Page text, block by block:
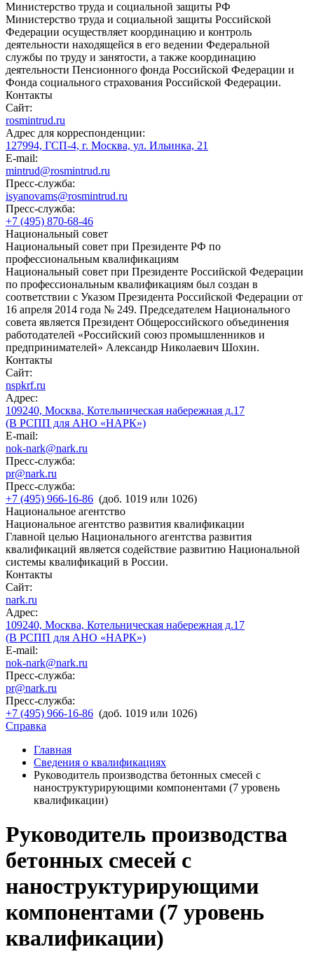
Министерство труда и социальной защиты РФ
Министерство труда и социальной защиты Российской
Федерации осуществляет координацию и контроль
деятельности находящейся в его ведении Федеральной
службы по труду и занятости, а также координацию
деятельности Пенсионного фонда Российской Федерации и
Фонда социального страхования Российской Федерации.
Контакты
Сайт:
rosmintrud.ru
Адрес для корреспонденции:
127994, ГСП-4, г. Москва, ул. Ильинка, 21
E-mail:
mintrud@rosmintrud.ru
Пресс-служба:
isyanovams@rosmintrud.ru
Пресс-служба:
+7 (495) 870-68-46
Национальный совет
Национальный совет при Президенте РФ по
профессиональным квалификациям
Национальный совет при Президенте Российской Федерации
по профессиональным квалификациям был создан в
соответствии с Указом Президента Российской Федерации от
16 апреля 2014 года № 249. Председателем Национального
совета является Президент Общероссийского объединения
работодателей «Российский союз промышленников и
предпринимателей» Александр Николаевич Шохин.
Контакты
Сайт:
nspkrf.ru
Адрес:
109240, Москва, Котельническая набережная д.17
(В РСПП для АНО «НАРК»)
E-mail:
nok-nark@nark.ru
Пресс-служба:
pr@nark.ru
Пресс-служба:
+7 (495) 966-16-86 (доб. 1019 или 1026)
Национальное агентство
Национальное агентство развития квалификации
Главной целью Национального агентства развития
квалификаций является содействие развитию Национальной
системы квалификаций в России.
Контакты
Сайт:
nark.ru
Адрес:
109240, Москва, Котельническая набережная д.17
(В РСПП для АНО «НАРК»)
E-mail:
nok-nark@nark.ru
Пресс-служба:
pr@nark.ru
Пресс-служба:
+7 (495) 966-16-86 (доб. 1019 или 1026)
Справка
Главная
Сведения о квалификациях
Руководитель производства бетонных смесей с
наноструктурирующими компонентами (7 уровень
квалификации)
Руководитель производства
бетонных смесей с
наноструктурирующими
компонентами (7 уровень
квалификации)